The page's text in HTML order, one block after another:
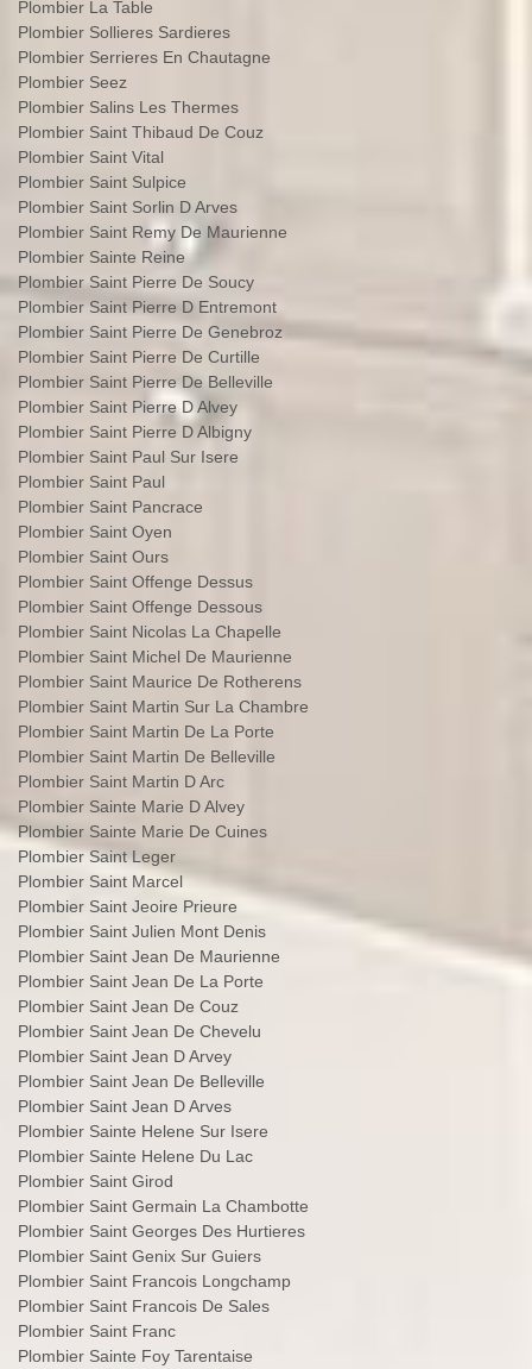
Plombier La Table
Plombier Sollieres Sardieres
Plombier Serrieres En Chautagne
Plombier Seez
Plombier Salins Les Thermes
Plombier Saint Thibaud De Couz
Plombier Saint Vital
Plombier Saint Sulpice
Plombier Saint Sorlin D Arves
Plombier Saint Remy De Maurienne
Plombier Sainte Reine
Plombier Saint Pierre De Soucy
Plombier Saint Pierre D Entremont
Plombier Saint Pierre De Genebroz
Plombier Saint Pierre De Curtille
Plombier Saint Pierre De Belleville
Plombier Saint Pierre D Alvey
Plombier Saint Pierre D Albigny
Plombier Saint Paul Sur Isere
Plombier Saint Paul
Plombier Saint Pancrace
Plombier Saint Oyen
Plombier Saint Ours
Plombier Saint Offenge Dessus
Plombier Saint Offenge Dessous
Plombier Saint Nicolas La Chapelle
Plombier Saint Michel De Maurienne
Plombier Saint Maurice De Rotherens
Plombier Saint Martin Sur La Chambre
Plombier Saint Martin De La Porte
Plombier Saint Martin De Belleville
Plombier Saint Martin D Arc
Plombier Sainte Marie D Alvey
Plombier Sainte Marie De Cuines
Plombier Saint Leger
Plombier Saint Marcel
Plombier Saint Jeoire Prieure
Plombier Saint Julien Mont Denis
Plombier Saint Jean De Maurienne
Plombier Saint Jean De La Porte
Plombier Saint Jean De Couz
Plombier Saint Jean De Chevelu
Plombier Saint Jean D Arvey
Plombier Saint Jean De Belleville
Plombier Saint Jean D Arves
Plombier Sainte Helene Sur Isere
Plombier Sainte Helene Du Lac
Plombier Saint Girod
Plombier Saint Germain La Chambotte
Plombier Saint Georges Des Hurtieres
Plombier Saint Genix Sur Guiers
Plombier Saint Francois Longchamp
Plombier Saint Francois De Sales
Plombier Saint Franc
Plombier Sainte Foy Tarentaise